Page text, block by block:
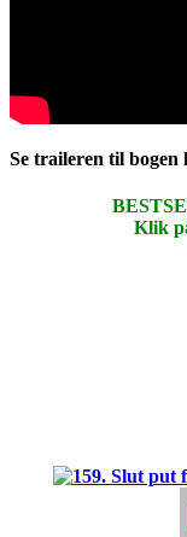
Se traileren til bogen
Klik